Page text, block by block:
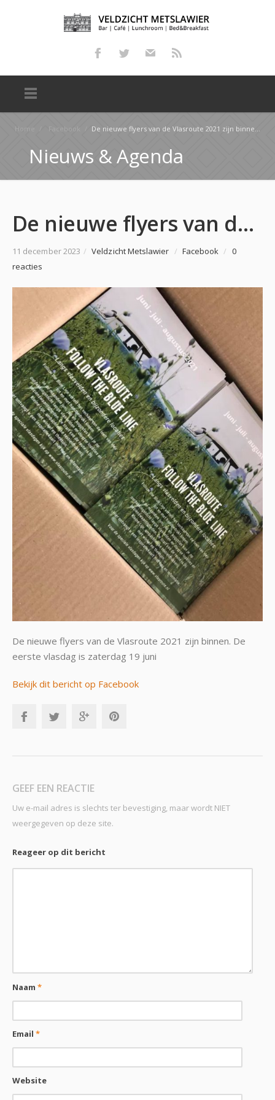
Home Facebook De nieuwe flyers van de Vlasroute 2021 zijn binnen. De eerste vlasdag is zaterdag 19 juni
Nieuws & Agenda
De nieuwe flyers van de Vlasroute 2021 zijn binnen. De eerste vlasdag is zaterdag 19 juni
11 december 2023 / Veldzicht Metslawier / Facebook / 0
reacties
De nieuwe flyers van de Vlasroute 2021 zijn binnen. De
eerste vlasdag is zaterdag 19 juni
Bekijk dit bericht op Facebook
GEEF EEN REACTIE
Uw e-mail adres is slechts ter bevestiging, maar wordt NIET
weergegeven op deze site.
Reageer op dit bericht
Naam*
Email*
Website